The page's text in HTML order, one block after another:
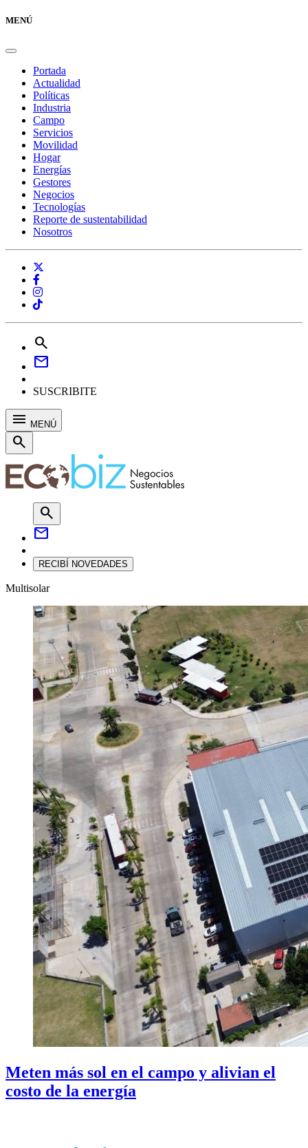
MENÚ
Portada
Actualidad
Políticas
Industria
Campo
Servicios
Movilidad
Hogar
Energías
Gestores
Negocios
Tecnologías
Reporte de sustentabilidad
Nosotros
search
mail
SUSCRIBITE
menu MENÚ
search
search
mail
RECIBÍ NOVEDADES
Multisolar
Meten más sol en el campo y alivian el
costo de la energía